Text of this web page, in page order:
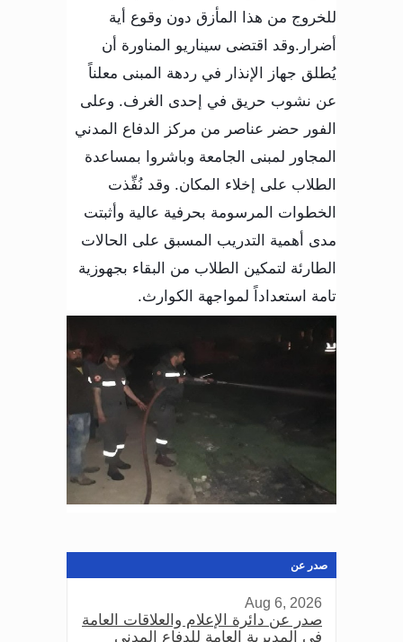
للخروج من هذا المأزق دون وقوع أية
أضرار.وقد اقتضى سيناريو المناورة أن
يُطلق جهاز الإنذار في ردهة المبنى معلناً
عن نشوب حريق في إحدى الغرف. وعلى
الفور حضر عناصر من مركز الدفاع المدني
المجاور لمبنى الجامعة وباشروا بمساعدة
الطلاب على إخلاء المكان. وقد نُفِّذت
الخطوات المرسومة بحرفية عالية وأثبتت
مدى أهمية التدريب المسبق على الحالات
الطارئة لتمكين الطلاب من البقاء بجهوزية
تامة استعداداً لمواجهة الكوارث.
صدر عن
Aug 6, 2026
صدر عن دائرة الإعلام والعلاقات العامة
في المديرية العامة للدفاع المدني